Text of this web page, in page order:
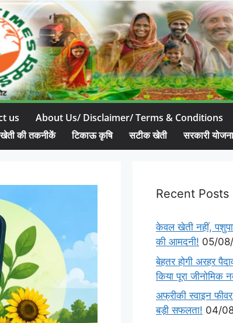
us About Us/ Disclaimer/ Terms & Conditions
खेती की तकनीकें टिकाऊ कृषि सटीक खेती सरकारी
Recent Posts
केवल खेती नहीं,
की आमदनी! 05/
बेहतर होगी अरहर
किया पूरा जीनोमिक
अफ्रीकी स्वाइन
बड़ी सफलता! 04/